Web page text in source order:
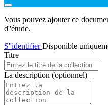
Vous pouvez ajouter ce
d''étude.
S''identifierDisponible
Titre
La description (optionnel)